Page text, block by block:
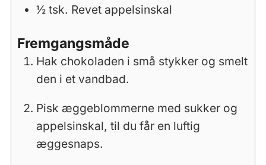
½ tsk. Revet appelsinskal
Fremgangsmåde
Hak chokoladen i små stykker og smelt
den i et vandbad.
Pisk æggeblommerne med sukker og
appelsinskal, til du får en luftig
æggesnaps.